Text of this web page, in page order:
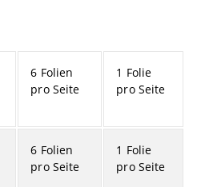
6 Folien
pro Seite
1 Folie
pro Seite
6 Folien
pro Seite
1 Folie
pro Seite